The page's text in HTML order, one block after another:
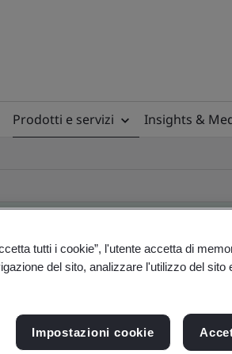
Prodotti e servizi Insights &
- Validation and
tutti i cookie”, l'utente accetta di
del sito, analizzare l'utilizzo del
Impostazioni cookie